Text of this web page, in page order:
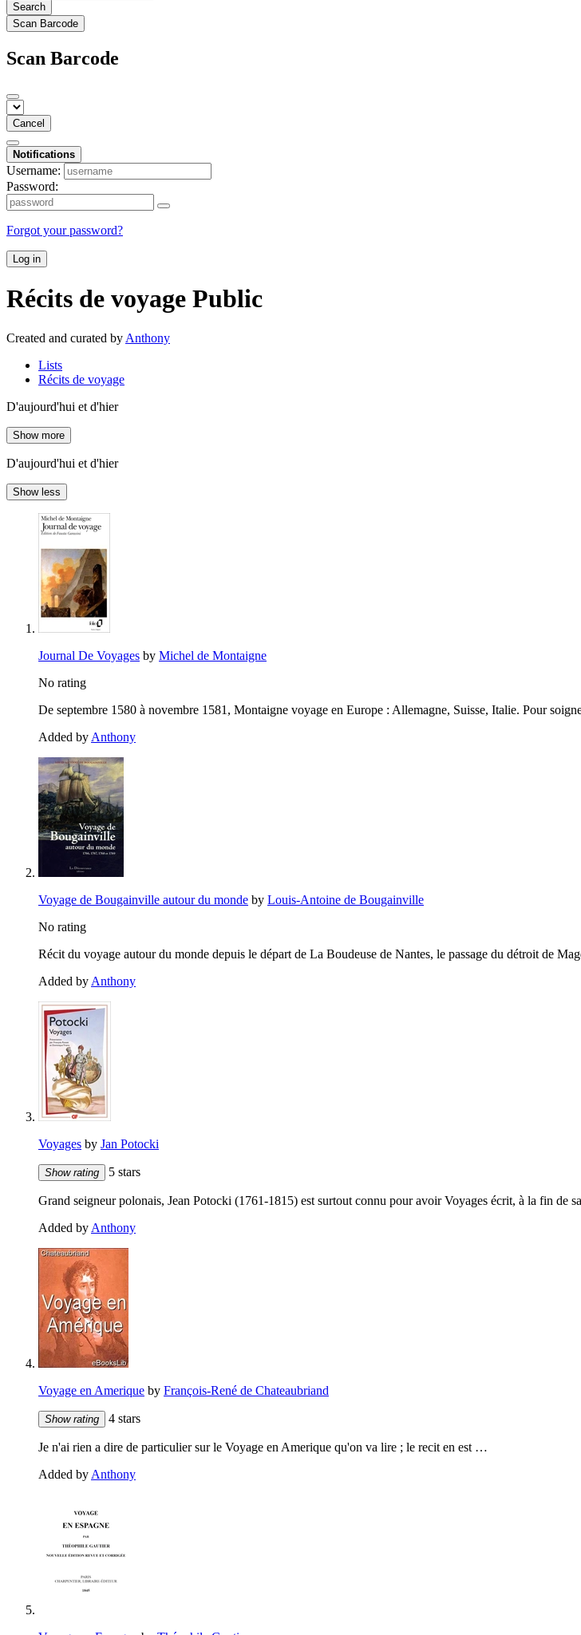
Search
Scan Barcode
Scan Barcode
Cancel
Notifications
Username:
Password:
Forgot your password?
Log in
Récits de voyage Public
Created and curated by Anthony
Lists
Récits de voyage
D'aujourd'hui et d'hier
Show more
D'aujourd'hui et d'hier
Show less
Journal De Voyages by Michel de Montaigne
No rating
De septembre 1580 à novembre 1581, Montaigne voyage en Europe : Allemagne, Suisse, Italie. Pour
Added by Anthony
Voyage de Bougainville autour du monde by Louis-Antoine de Bougainville
No rating
Récit du voyage autour du monde depuis le départ de La Boudeuse de Nantes, le passage du détroit de
Added by Anthony
Voyages by Jan Potocki
Show rating 5 stars
Grand seigneur polonais, Jean Potocki (1761-1815) est surtout connu pour avoir Voyages écrit, à la fin de
Added by Anthony
Voyage en Amerique by François-René de Chateaubriand
Show rating 4 stars
Je n'ai rien a dire de particulier sur le Voyage en Amerique qu'on va lire ; le recit en est …
Added by Anthony